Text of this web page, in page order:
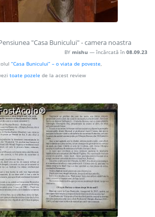
"Casa Bunicului" - camera noastra
BY mishu — încărcată în 08.09.23
“Casa Bunicului” – o viata de poveste,
toate pozele de la acest review